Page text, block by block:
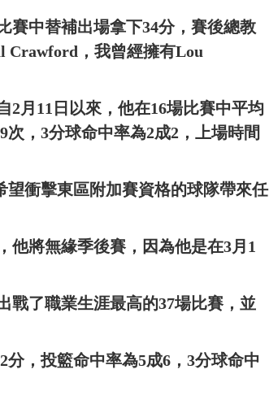
賽中替補出場拿下34分，賽後總教
Crawford，我曾經擁有Lou
2月11日以來，他在16場比賽中平均
，3分球命中率為2成2，上場時間
望衝擊東區附加賽資格的球隊帶來任
他將無緣季後賽，因為他是在3月1
戰了職業生涯最高的37場比賽，並
分，投籃命中率為5成6，3分球命中